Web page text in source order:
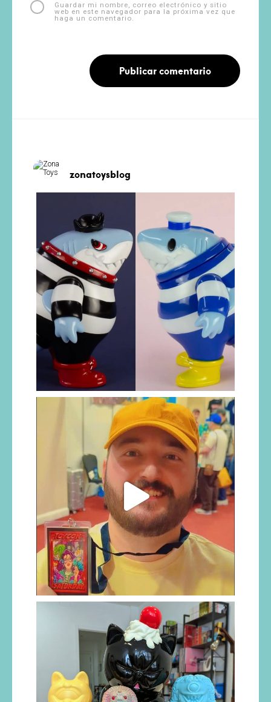
Guardar mi nombre, correo electrónico y sitio
web en este navegador para la próxima vez que
haga un comentario.
zonatoysblog